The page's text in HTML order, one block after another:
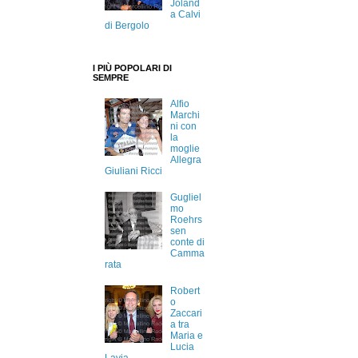
Joland
a Calvi
di Bergolo
I PIÙ POPOLARI DI
SEMPRE
Alfio
Marchi
ni con
la
moglie
Allegra
Giuliani Ricci
Gugliel
mo
Roehrs
sen
conte di
Camma
rata
Robert
o
Zaccari
a tra
Maria e
Lucia